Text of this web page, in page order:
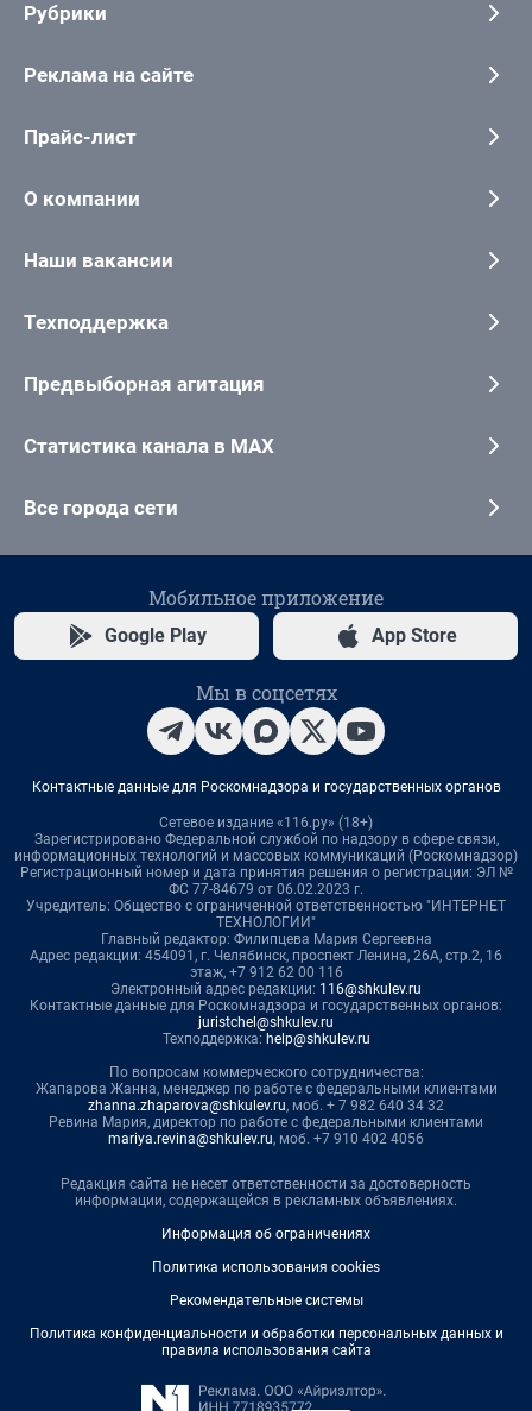
Рубрики
Реклама на сайте
Прайс-лист
О компании
Наши вакансии
Техподдержка
Предвыборная агитация
Статистика канала в MAX
Все города сети
Мобильное приложение
Google Play App Store
Мы в соцсетях
Контактные данные для Роскомнадзора и государственных органов
Сетевое издание «116.ру» (18+)
Зарегистрировано Федеральной службой по надзору в сфере связи,
информационных технологий и массовых коммуникаций (Роскомнадзор)
Регистрационный номер и дата принятия решения о регистрации: ЭЛ №
ФС 77-84679 от 06.02.2023 г.
Учредитель: Общество с ограниченной ответственностью "ИНТЕРНЕТ
ТЕХНОЛОГИИ"
Главный редактор: Филипцева Мария Сергеевна
Адрес редакции: 454091, г. Челябинск, проспект Ленина, 26А, стр.2, 16
этаж, +7 912 62 00 116
Электронный адрес редакции: 116@shkulev.ru
Контактные данные для Роскомнадзора и государственных органов:
juristchel@shkulev.ru
Техподдержка: help@shkulev.ru
По вопросам коммерческого сотрудничества:
Жапарова Жанна, менеджер по работе с федеральными клиентами
zhanna.zhaparova@shkulev.ru, моб. + 7 982 640 34 32
Ревина Мария, директор по работе с федеральными клиентами
mariya.revina@shkulev.ru, моб. +7 910 402 4056
Редакция сайта не несет ответственности за достоверность
информации, содержащейся в рекламных объявлениях.
Информация об ограничениях
Политика использования cookies
Рекомендательные системы
Политика конфиденциальности и обработки персональных данных и
правила использования сайта